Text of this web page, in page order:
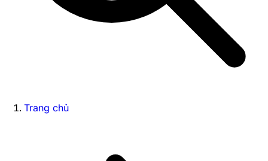
Trang chủ